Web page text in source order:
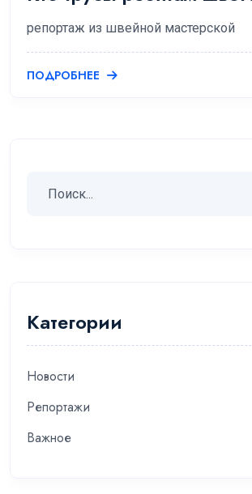
репортаж из швейной мастерской
ПОДРОБНЕЕ
Категории
Новости
Репортажи
Важное